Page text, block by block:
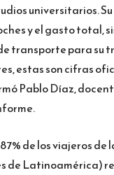
universitarios.
y el gasto total,
transporte para su
estas son cifras
Pablo Díaz,
de los viajeros
de Latinoamérica)